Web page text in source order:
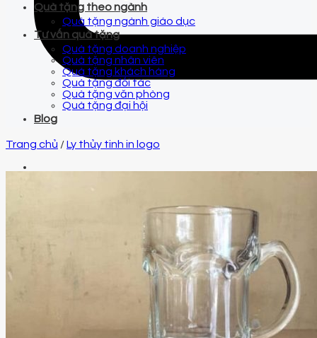
0961 425 999
Quà tặng theo ngành
Quà tặng ngành giáo dục
Tư vấn quà tặng
Quà tặng doanh nghiệp
Quà tặng nhân viên
Quà tặng khách hàng
Quà tặng đối tác
Quà tặng văn phòng
Quà tặng đại hội
Blog
Trang chủ /Ly thủy tinh in logo